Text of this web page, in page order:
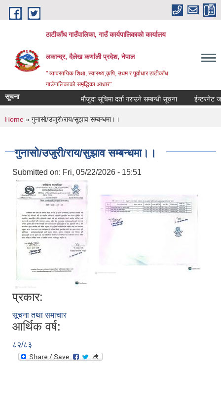
Skip to main content
ठाटीकाँध गाउँपालिका, गाउँ कार्यपालिकाको कार्यालय
लकान्द्र, दैलेख कर्णाली प्रदेश, नेपाल
" व्यावसायिक शिक्षा, स्वास्थ्य,कृषि, उधम र पूर्वाधार ठाटीकाँध
गाउँपालिकाको समृद्धिका आधार"
सूचना मौजुदा सूचिमा दर्ता गराउने सम्बन्धी सूचना ईन्टरनेट
You are here
Home » गुनासाे/उजुरी/राय/सुझाव सम्बन्धमा।।
गुनासाे/उजुरी/राय/सुझाव सम्बन्धमा।।
Submitted on: Fri, 05/22/2026 - 15:51
प्रकार:
सूचना तथा समाचार
आर्थिक वर्ष:
८२/८३